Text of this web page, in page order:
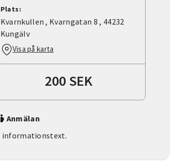
Plats:
Kvarnkullen , Kvarngatan 8 , 44232
Kungälv
Visa på karta
200 SEK
Anmälan
informationstext.